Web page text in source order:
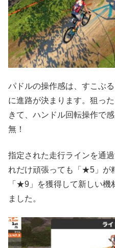
パドルの操作感は、すこぶ
に進路が決まります。狙っ
きて、ハンドル回転操作で
無！
指定された走行ラインを通
れだけ頑張っても「★5」が
「★9」を獲得して新しい機
ました。